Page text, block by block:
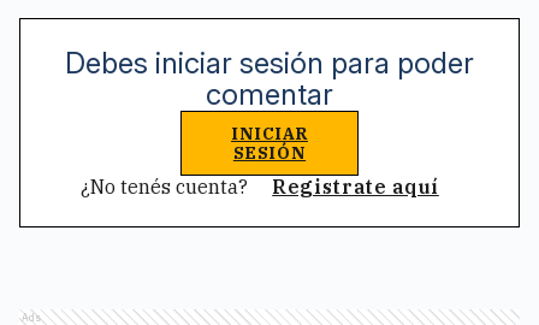
Debes iniciar sesión para poder
comentar
INICIAR
SESIÓN
¿No tenés cuenta? Registrate aquí
Ads